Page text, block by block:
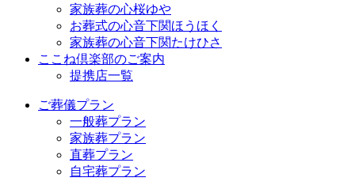
家族葬の心桜ゆや
お葬式の心音下関ほうほく
家族葬の心音下関たけひさ
ここね倶楽部のご案内
提携店一覧
ご葬儀プラン
一般葬プラン
家族葬プラン
直葬プラン
自宅葬プラン